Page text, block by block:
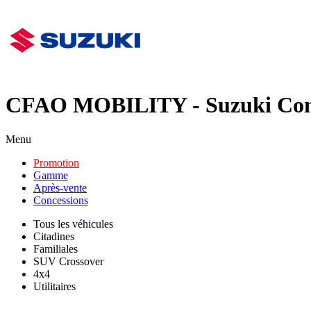
CFAO MOBILITY - Suzuki
Menu
Promotion
Gamme
Après-vente
Concessions
Tous les véhicules
Citadines
Familiales
SUV Crossover
4x4
Utilitaires